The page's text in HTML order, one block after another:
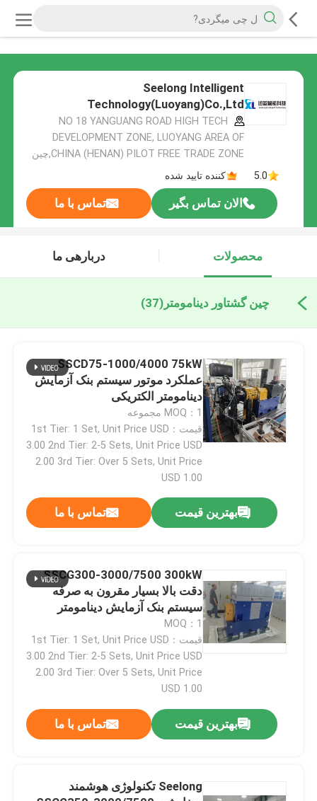
Seelong Intelligent
Technology(Luoyang)Co.,Ltd
NO 18 YANGUANG ROAD HIGH TECH
DEVELOPMENT ZONE, LUOYANG AREA OF
CHINA (HENAN) PILOT FREE TRADE ZONE,چین
5.0
کننده تایید شده
الان تماس بگیر تماس با ما
محصولات دربارهی ما
چین گشتاور دینامومتر (37)
SSCD75-1000/4000 75kW
عملکرد موتور سیستم بنک آزمایش
دینامومتر الکتریکی
MOQ：1 مجموعه
قیمت：1st Tier: 1 Set, Unit Price USD
3.00 2nd Tier: 2-5 Sets, Unit Price USD
2.00 3rd Tier: Over 5 Sets, Unit Price
USD 1.00
بهترین قیمت تماس با ما
SSCG300-3000/7500 300kW
دقت بالا بسیار مقرون به صرفه
سیستم بنک آزمایش دینامومتر
الکتریکی برای آزمایش عملکرد
موتور EV
MOQ：1
قیمت：1st Tier: 1 Set, Unit Price USD
3.00 2nd Tier: 2-5 Sets, Unit Price USD
2.00 3rd Tier: Over 5 Sets, Unit Price
USD 1.00
بهترین قیمت تماس با ما
Seelong تکنولوژی هوشمند